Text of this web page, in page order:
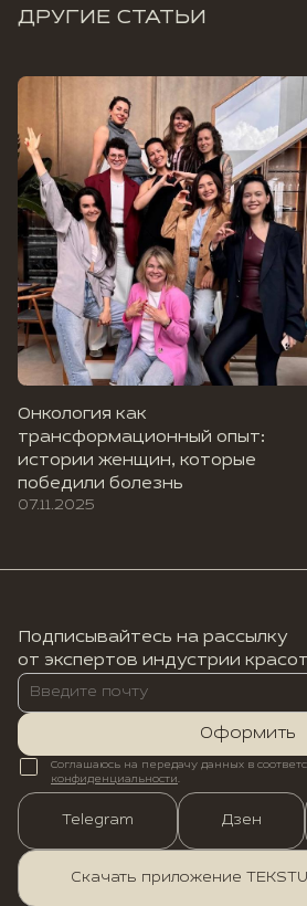
ДРУГИЕ СТАТЬИ
Онкология как
трансформационный опыт:
истории женщин, которые
победили болезнь
07.11.2025
Подписывайтесь на рассылку
от экспертов индустрии
Оформить
Соглашаюсь на передачу данных в
конфиденциальности.
Telegram Дзен
Скачать приложение